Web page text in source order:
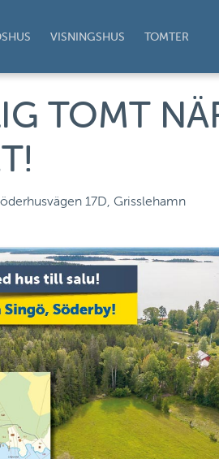
VISNINGSHUS TOMTER
TOMT
17D, Grisslehamn